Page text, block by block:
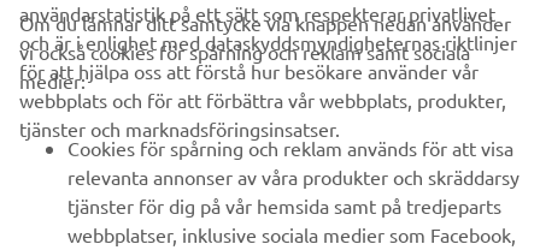
FÖRETAG
B2B
UTFORSKA YAMAHA
användarstatistik på ett sätt som respekterar privatlivet
och är i enlighet med dataskyddsmyndigheternas riktlinjer
för att hjälpa oss att förstå hur besökare använder vår
webbplats och för att förbättra vår webbplats, produkter,
tjänster och marknadsföringsinsatser.
Om du lämnar ditt samtycke via knappen nedan använder
vi också cookies för spårning och reklam samt sociala
medier:
Cookies för spårning och reklam används för att visa
relevanta annonser av våra produkter och skräddarsy
tjänster för dig på vår hemsida samt på tredjeparts
webbplatser, inklusive sociala medier som Facebook,